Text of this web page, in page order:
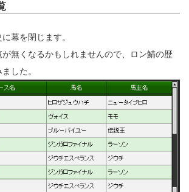
幕を閉じます。
無くなるかもしれませんので、ロン鯖の歴
した。